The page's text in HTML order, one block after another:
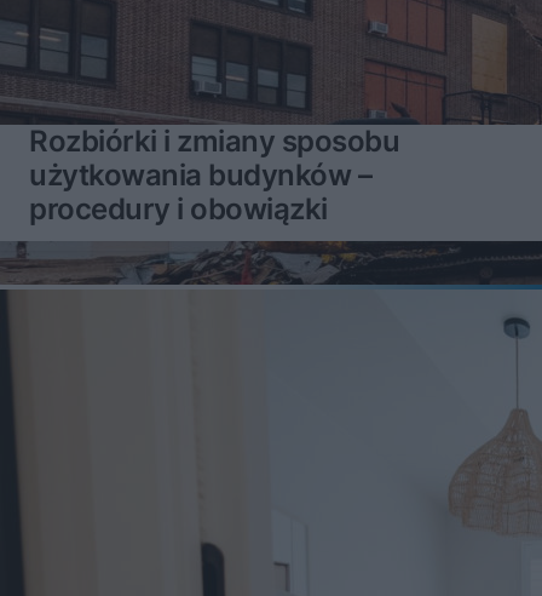
Rozbiórki i zmiany sposobu
użytkowania budynków –
procedury i obowiązki